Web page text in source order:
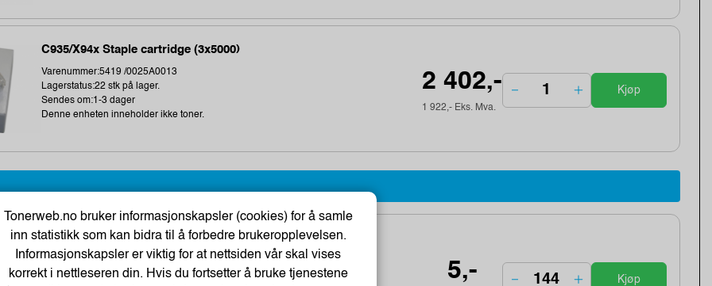
C935/X94x Staple cartridge (3x5000)
Varenummer:5419 /0025A0013
Lagerstatus:22 stk på lager.
Sendes om:1-3 dager
Denne enheten inneholder ikke toner.
2 402,-
1 922,- Eks. Mva.
Kjøp
Varenummer:225034 /7100296531
5,- Kjøp
Tonerweb.no bruker informasjonskapsler (cookies) for å samle
inn statistikk som kan bidra til å forbedre brukeropplevelsen.
Informasjonskapsler er viktig for at nettsiden vår skal vises
korrekt i nettleseren din. Hvis du fortsetter å bruke tjenestene